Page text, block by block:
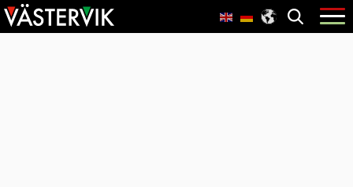
Hoppa
till
Skip
to
Hoppa
till
Öppna
menyn